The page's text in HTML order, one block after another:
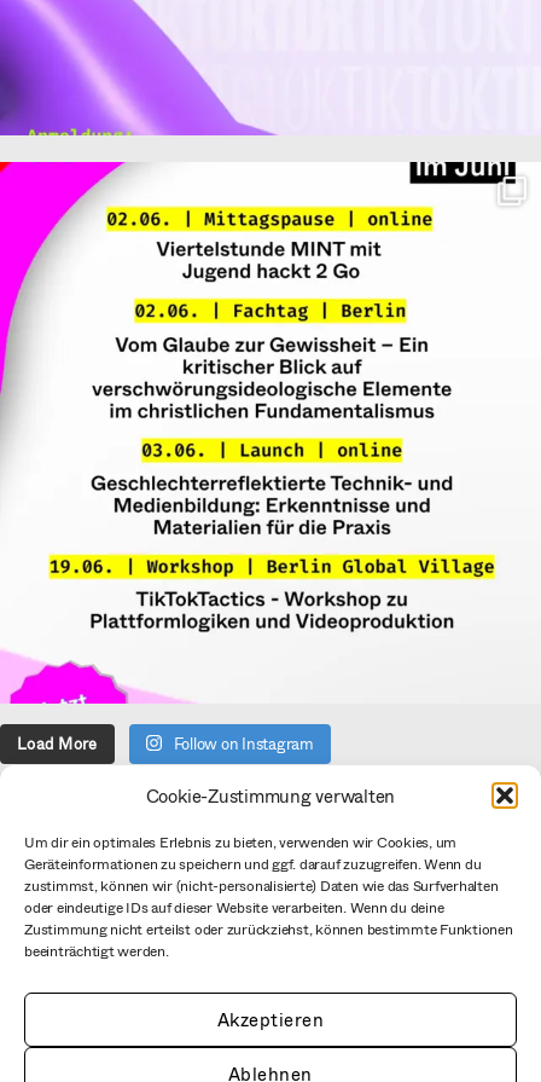
Cookie-Zustimmung verwalten
Um dir ein optimales Erlebnis zu bieten, verwenden wir Cookies, um
Geräteinformationen zu speichern und ggf. darauf zuzugreifen. Wenn du
zustimmst, können wir (nicht-personalisierte) Daten wie das Surfverhalten
oder eindeutige IDs auf dieser Website verarbeiten. Wenn du deine
Zustimmung nicht erteilst oder zurückziehst, können bestimmte Funktionen
beeinträchtigt werden.
Akzeptieren
Ablehnen
Load More Follow on Instagram
Über uns
Verein
Datenschutzerklärung
Impressum
Netiquette